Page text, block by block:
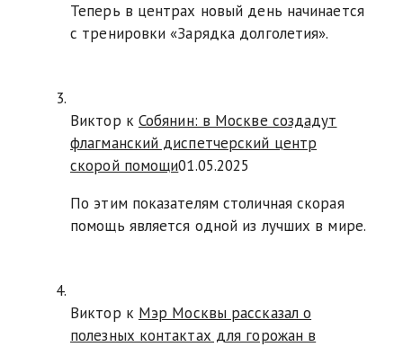
Теперь в центрах новый день начинается
с тренировки «Зарядка долголетия».
Виктор к Собянин: в Москве создадут
флагманский диспетчерский центр
скорой помощи01.05.2025
По этим показателям столичная скорая
помощь является одной из лучших в мире.
Виктор к Мэр Москвы рассказал о
полезных контактах для горожан в